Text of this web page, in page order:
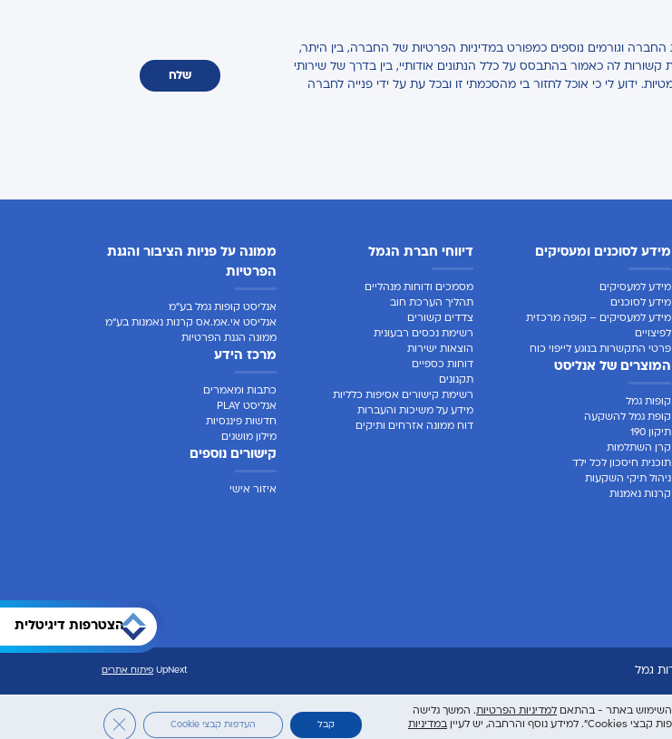
וגורמים נוספים כמפורט במדיניות הפרטיות של החברה, בין היתר,
קשורות לה כאמור בהתבסס על כלל הנתונים אודותיי, בין בדרך של שירותי
ידוע לי כי אוכל לחזור בי מהסכמתי זו ובכל עת על ידי פנייה לחברה
שלח
מידע לסוכנים ומעסיקים
מידע למעסיקים
מידע לסוכנים
מידע למעסיקים – קופה מרכזית
לפיצויים
פרטי התקשרות בנוגע לייפוי כוח
המוצרים של אנליסט
קופות גמל
קופת גמל להשקעה
תיקון 190
קרן השתלמות
תוכנית חיסכון לכל ילד
ניהול תיקי השקעות
קרנות נאמנות
דיווחי חברת הגמל
מסמכים ודוחות מנהליים
תהליך הערכת חוב
צדדים קשורים
רשימת נכסים רבעונית
הוצאות ישירות
דוחות כספיים
תקנונים
רשימת קישורים אסיפות כלליות
מידע על משיכות והעברות
דוח ממונה אזרחים ותיקים
ממונה על פניות הציבור והגנת
הפרטיות
אנליסט קופות גמל בע"מ
אנליסט אי.אמ.אס קרנות נאמנות בע"מ
ממונה הגנת הפרטיות
מרכז הידע
כתבות ומאמרים
אנליסט PLAY
חדשות פיננסיות
מילון מושגים
קישורים נוספים
איזור אישי
גמל UpNext פיתוח אתרים
הצטרפות דיגיטלית
למדיניות הפרטיות. המשך גלישה
במדיניות
קבל העדפות קבצי Cookie
Close GDPR Cookie Banner